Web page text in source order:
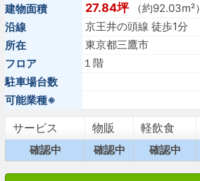
建物面積 27.84坪（約92.03m²）
沿線
京王井の頭線 徒歩1分
所在
東京都三鷹市
フロア
１階
駐車場台数
可能業種※
サービス 物販 軽飲食
確認中 確認中 確認中